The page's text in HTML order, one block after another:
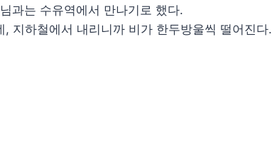
과는 수유역에서 만나기로 했다.
지하철에서 내리니까 비가 한두방울씩 떨어진다.